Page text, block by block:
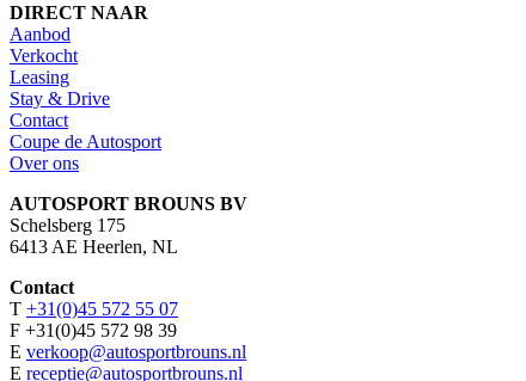
DIRECT NAAR
Aanbod
Verkocht
Leasing
Stay & Drive
Contact
Coupe de Autosport
Over ons
AUTOSPORT BROUNS BV
Schelsberg 175
6413 AE Heerlen, NL
Contact
T +31(0)45 572 55 07
F +31(0)45 572 98 39
E verkoop@autosportbrouns.nl
E receptie@autosportbrouns.nl